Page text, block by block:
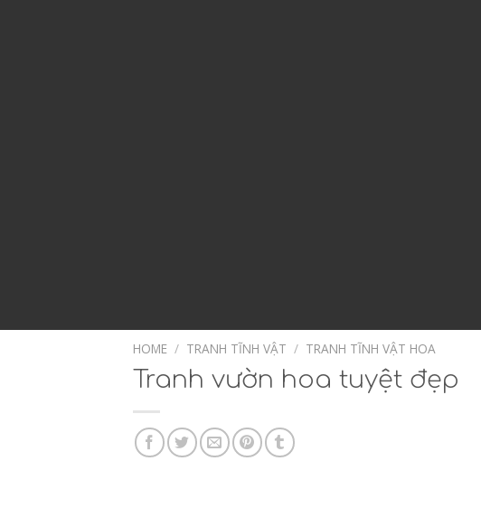
HOME / TRANH TĨNH VẬT / TRANH TĨNH VẬT HOA
Tranh vườn hoa tuyệt đẹp